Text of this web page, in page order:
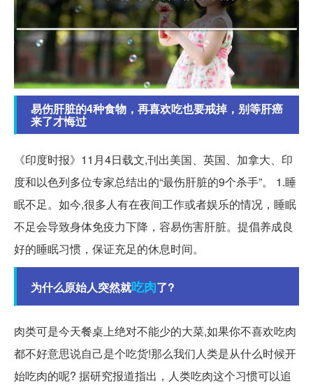
易伤肝脏的4种食物，再喜欢吃也要戒掉，别等肝癌
来了才悔过
《印度时报》11月4日载文,刊出美国、英国、加拿大、印
度和以色列多位专家总结出的“最伤肝脏的9个杀手”。 1.睡
眠不足。如今,很多人有在夜间工作或者娱乐的情况，睡眠
不足会导致身体免疫力下降，容易伤害肝脏。提倡养成良
好的睡眠习惯，保证充足的休息时间。
为什么原始人突然就吃肉了?
肉类可是今天餐桌上绝对不能少的大菜,如果你不喜欢吃肉
都不好意思说自己是个吃货!那么我们人类是从什么时候开
始吃肉的呢? 据研究报道指出，人类吃肉这个习惯可以追